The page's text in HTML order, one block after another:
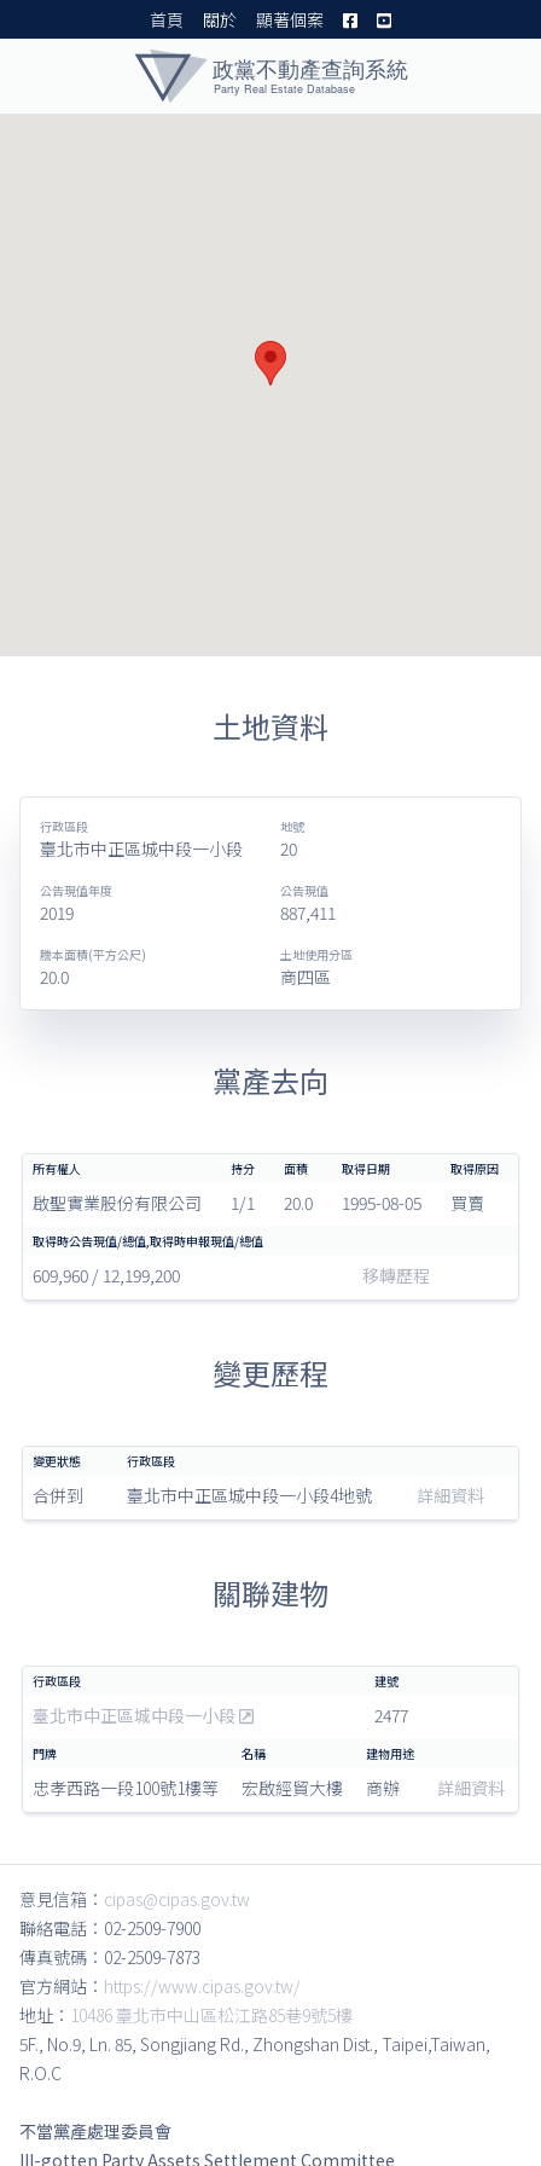
首頁 關於 顯著個案
土地資料
行政區段
臺北市中正區城中段一小段
地號
20
公告現值年度
2019
公告現值
887,411
謄本面積(平方公尺)
20.0
土地使用分區
商四區
黨產去向
啟聖實業股份有限公司 1/1 20.0 1995-08-05 買賣
609,960 / 12,199,200 移轉歷程
變更歷程
合併到 臺北市中正區城中段一小段4地號 詳細資料
關聯建物
臺北市中正區城中段一小段 2477
忠孝西路一段100號1樓等 宏啟經貿大樓 商辦 詳細資料
意見信箱： cipas@cipas.gov.tw
聯絡電話：02-2509-7900
傳真號碼：02-2509-7873
官方網站： https://www.cipas.gov.tw/
地址： 10486 臺北市中山區松江路85巷9號5樓
5F., No.9, Ln. 85, Songjiang Rd., Zhongshan Dist., Taipei,Taiwan,
R.O.C
不當黨產處理委員會
Ill-gotten Party Assets Settlement Committee